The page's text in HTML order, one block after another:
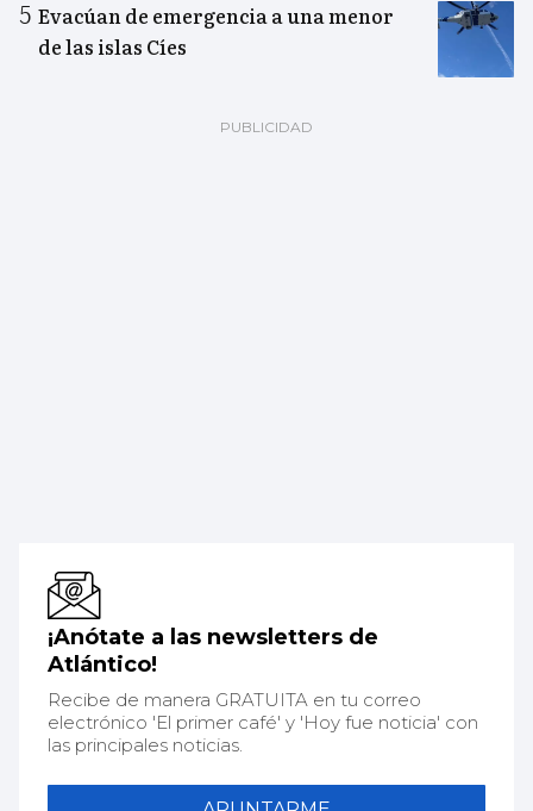
Evacúan de emergencia a una menor
de las islas Cíes
¡Anótate a las newsletters de
Atlántico!
Recibe de manera GRATUITA en tu correo
electrónico 'El primer café' y 'Hoy fue noticia' con
las principales noticias.